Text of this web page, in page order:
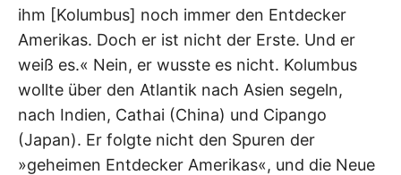
ihm [Kolumbus] noch immer den Entdecker
Amerikas. Doch er ist nicht der Erste. Und er
weiß es.« Nein, er wusste es nicht. Kolumbus
wollte über den Atlantik nach Asien segeln,
nach Indien, Cathai (China) und Cipango
(Japan). Er folgte nicht den Spuren der
»geheimen Entdecker Amerikas«, und die Neue